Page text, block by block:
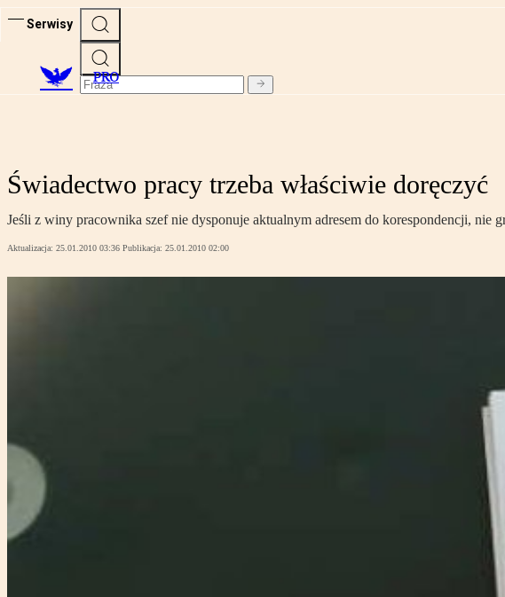
Serwisy
PRO
Świadectwo pracy trzeba właściwie doręczyć
Jeśli z winy pracownika szef nie dysponuje aktualnym adresem do korespondencji, nie
Aktualizacja: 25.01.2010 03:36 Publikacja: 25.01.2010 02:00